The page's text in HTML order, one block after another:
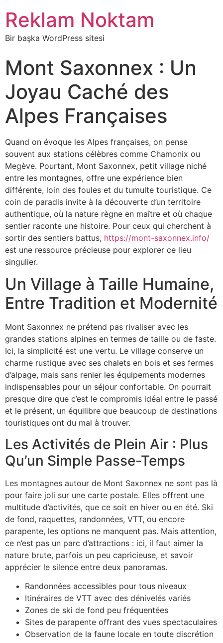
Reklam Noktam
Bir başka WordPress sitesi
Mont Saxonnex : Un
Joyau Caché des
Alpes Françaises
Quand on évoque les Alpes françaises, on pense
souvent aux stations célèbres comme Chamonix ou
Megève. Pourtant, Mont Saxonnex, petit village niché
entre les montagnes, offre une expérience bien
différente, loin des foules et du tumulte touristique. Ce
coin de paradis invite à la découverte d’un territoire
authentique, où la nature règne en maître et où chaque
sentier raconte une histoire. Pour ceux qui cherchent à
sortir des sentiers battus, https://mont-saxonnex.info/
est une ressource précieuse pour explorer ce lieu
singulier.
Un Village à Taille Humaine,
Entre Tradition et Modernité
Mont Saxonnex ne prétend pas rivaliser avec les
grandes stations alpines en termes de taille ou de faste.
Ici, la simplicité est une vertu. Le village conserve un
charme rustique avec ses chalets en bois et ses fermes
d’alpage, mais sans renier les équipements modernes
indispensables pour un séjour confortable. On pourrait
presque dire que c’est le compromis idéal entre le passé
et le présent, un équilibre que beaucoup de destinations
touristiques ont du mal à trouver.
Les Activités de Plein Air : Plus
Qu’un Simple Passe-Temps
Les montagnes autour de Mont Saxonnex ne sont pas là
pour faire joli sur une carte postale. Elles offrent une
multitude d’activités, que ce soit en hiver ou en été. Ski
de fond, raquettes, randonnées, VTT, ou encore
parapente, les options ne manquent pas. Mais attention,
ce n’est pas un parc d’attractions : ici, il faut aimer la
nature brute, parfois un peu capricieuse, et savoir
apprécier le silence entre deux panoramas.
Randonnées accessibles pour tous niveaux
Itinéraires de VTT avec des dénivelés variés
Zones de ski de fond peu fréquentées
Sites de parapente offrant des vues spectaculaires
Observation de la faune locale en toute discrétion